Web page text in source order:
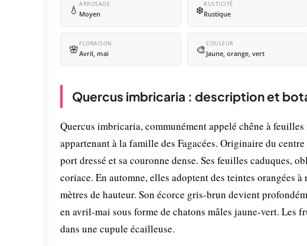
💧 ARROSAGE
Moyen ❄️RUSTICITÉ
Rustique
🌸 FLORAISON
Avril, mai 🎨COULEUR
Jaune, orange, vert
Quercus imbricaria : description et
Quercus imbricaria, communément appelé chêne à
appartenant à la famille des Fagacées. Originaire du
port dressé et sa couronne dense. Ses feuilles caduques,
coriace. En automne, elles adoptent des teintes orangées
mètres de hauteur. Son écorce gris-brun devient
en avril-mai sous forme de chatons mâles jaune-vert. Les
dans une cupule écailleuse.